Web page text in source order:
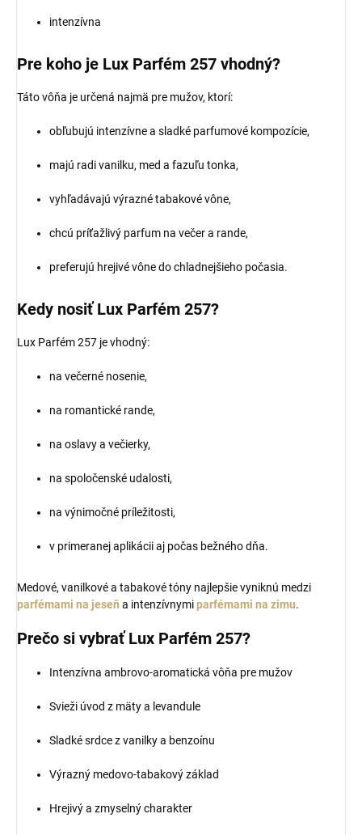
intenzívna
Pre koho je Lux Parfém 257 vhodný?
Táto vôňa je určená najmä pre mužov, ktorí:
obľubujú intenzívne a sladké parfumové kompozície,
majú radi vanilku, med a fazuľu tonka,
vyhľadávajú výrazné tabakové vône,
chcú príťažlivý parfum na večer a rande,
preferujú hrejivé vône do chladnejšieho počasia.
Kedy nosiť Lux Parfém 257?
Lux Parfém 257 je vhodný:
na večerné nosenie,
na romantické rande,
na oslavy a večierky,
na spoločenské udalosti,
na výnimočné príležitosti,
v primeranej aplikácii aj počas bežného dňa.
Medové, vanilkové a tabakové tóny najlepšie vyniknú medzi
parfémami na jeseň a intenzívnymiparfémami na zimu.
Prečo si vybrať Lux Parfém 257?
Intenzívna ambrovo-aromatická vôňa pre mužov
Svieži úvod z mäty a levandule
Sladké srdce z vanilky a benzoínu
Výrazný medovo-tabakový základ
Hrejivý a zmyselný charakter